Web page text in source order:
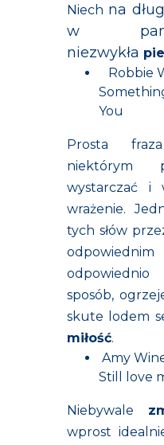
Niech na
w
niezwykła
Robbie
You
Prosta
niektórym
wystarczać i
wrażenie.
tych słów
sposób,
skute lodem
miłość.
Amy
Still love
Niebywale
wprost